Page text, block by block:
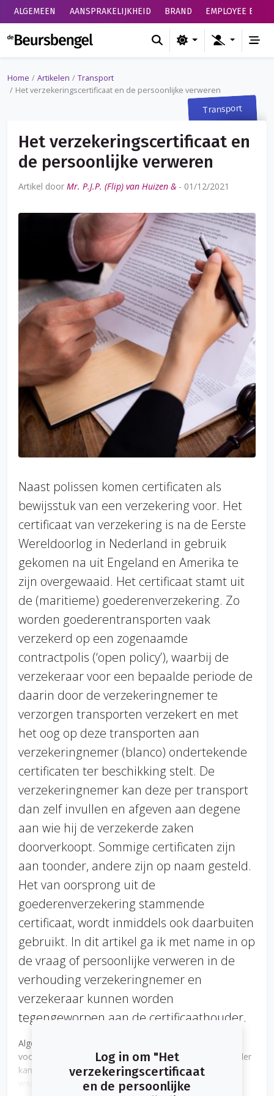
ALGEMEEN AANSPRAKELIJKHEID BRAND EMPLOYEE
de Beursbengel
Home Artikelen
Transport
Het verzekeringscertificaat en de persoonlijke verweren
Transport
Het verzekeringscertificaat en
de persoonlijke verweren
Artikel door Mr. P.J.P. (Flip) van Huizen & - 01/12/2021
Naast polissen komen certificaten als
bewijsstuk van een verzekering voor. Het
certificaat van verzekering is na de Eerste
Wereldoorlog in Nederland in gebruik
gekomen na uit Engeland en Amerika te
zijn overgewaaid. Het certificaat stamt uit
de (maritieme) goederenverzekering. Zo
worden goederentransporten vaak
verzekerd op een zogenaamde
contractpolis (‘open policy’), waarbij de
verzekeraar voor een bepaalde periode de
daarin door de verzekeringnemer te
verzorgen transporten verzekert en met
het oog op deze transporten aan
verzekeringnemer (blanco) ondertekende
certificaten ter beschikking stelt. De
verzekeringnemer kan deze per transport
dan zelf invullen en afgeven aan degene
aan wie hij de verzekerde zaken
doorverkoopt. Sommige certificaten zijn
aan toonder, andere zijn op naam gesteld.
Het van oorsprong uit de
goederenverzekering stammende
certificaat, wordt inmiddels ook daarbuiten
gebruikt. In dit artikel ga ik met name in op
de vraag of persoonlijke verweren in de
verhouding verzekeringnemer en
verzekeraar kunnen worden
tegengeworpen aan de certificaathouder.
Algemeen is aanvaard dat een vorderingsrecht dat
voortvloeit uit een verzekeringsovereenkomst aan toonder
kan worden gesteld. Daardoor wordt de polis een
waardepapier. Een waardepapier is een schriftelijke
Log in om "Het
verzekeringscertificaat
en de persoonlijke